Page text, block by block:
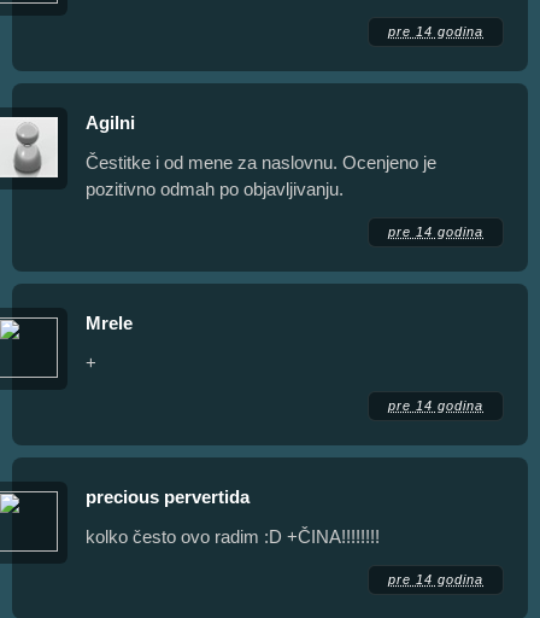
pre 14 godina
Agilni
Čestitke i od mene za naslovnu. Ocenjeno je
pozitivno odmah po objavljivanju.
pre 14 godina
Mrele
+
pre 14 godina
precious pervertida
kolko često ovo radim :D +ČINA!!!!!!!!
pre 14 godina